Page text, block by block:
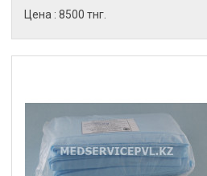
Цена : 8500 тнг.